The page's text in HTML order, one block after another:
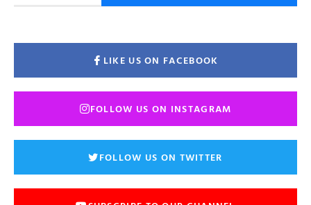
LIKE US ON FACEBOOK
FOLLOW US ON INSTAGRAM
FOLLOW US ON TWITTER